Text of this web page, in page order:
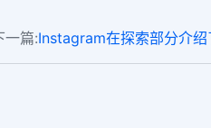
一篇:Instagram在探索部分介